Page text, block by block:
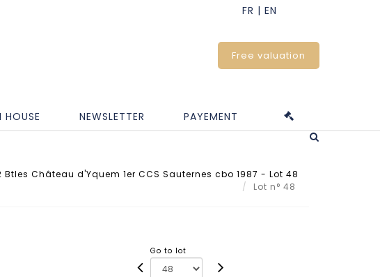
Free valuation
NEWSLETTER PAYEMENT
Btles Château d'Yquem 1er CCS Sauternes cbo 1987 - Lot 48
Lot n° 48
Go to lot